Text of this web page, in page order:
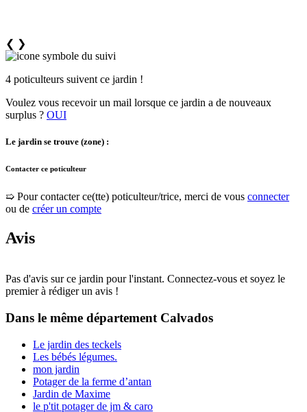
❮ ❯
4 poticulteurs suivent ce jardin !
Voulez vous recevoir un mail lorsque ce jardin a de nouveaux
surplus ? OUI
Le jardin se trouve (zone) :
Contacter ce poticulteur
➯ Pour contacter ce(tte) poticulteur/trice, merci de vous connecter
ou de créer un compte
Avis
Pas d'avis sur ce jardin pour l'instant. Connectez-vous et soyez le
premier à rédiger un avis !
Dans le même département Calvados
Le jardin des teckels
Les bébés légumes.
mon jardin
Potager de la ferme d’antan
Jardin de Maxime
le p'tit potager de jm & caro